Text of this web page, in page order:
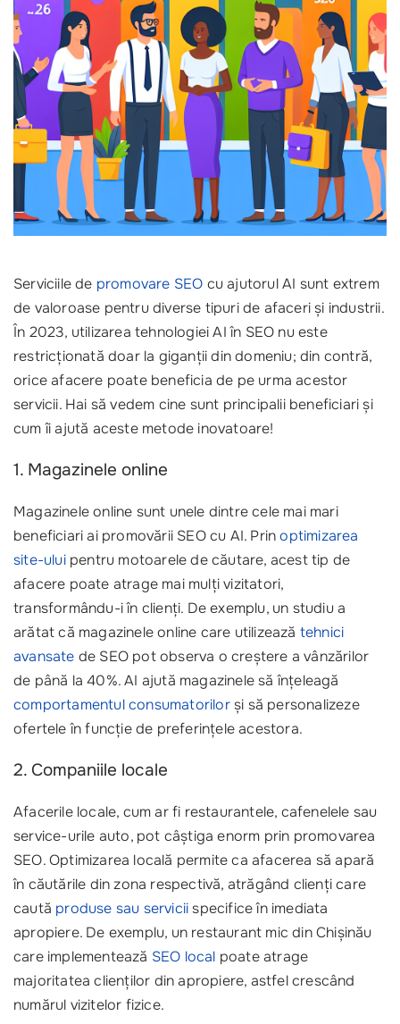
Serviciile de promovare SEO cu ajutorul AI sunt extrem
de valoroase pentru diverse tipuri de afaceri și industrii.
În 2023, utilizarea tehnologiei AI în SEO nu este
restricționată doar la giganții din domeniu; din contră,
orice afacere poate beneficia de pe urma acestor
servicii. Hai să vedem cine sunt principalii beneficiari și
cum îi ajută aceste metode inovatoare!
1. Magazinele online
Magazinele online sunt unele dintre cele mai mari
beneficiari ai promovării SEO cu AI. Prinoptimizarea
site-uluipentru motoarele de căutare, acest tip de
afacere poate atrage mai mulți vizitatori,
transformându-i în clienți. De exemplu, un studiu a
arătat că magazinele online care utilizează tehnici
avansate de SEO pot observa o creștere a vânzărilor
de până la 40%. AI ajută magazinele să înțeleagă
comportamentul consumatorilorși să personalizeze
ofertele în funcție de preferințele acestora.
2. Companiile locale
Afacerile locale, cum ar fi restaurantele, cafenelele sau
service-urile auto, pot câștiga enorm prin promovarea
SEO. Optimizarea locală permite ca afacerea să apară
în căutările din zona respectivă, atrăgând clienți care
caută produse sau serviciispecifice în imediata
apropiere. De exemplu, un restaurant mic din Chișinău
care implementează SEO local poate atrage
majoritatea clienților din apropiere, astfel crescând
numărul vizitelor fizice.